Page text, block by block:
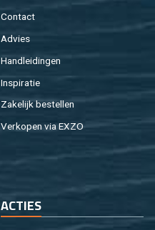
Con­tact
Ad­vies
Hand­lei­din­gen
In­spi­ra­tie
Za­ke­lijk be­stel­len
Ver­ko­pen via EXZO
AC­TIES